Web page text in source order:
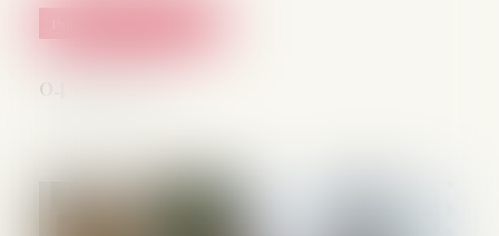
04/07/2025